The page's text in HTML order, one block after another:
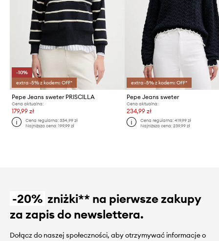
-10%
extra -5% z kodem: OFF*
Pepe Jeans sweter PRISCILLA
Cena aktualna:
179,99 zł
Cena regularna:334,99 zł
Najniższa cena:199,99 zł
extra -5% z kodem: OFF*
Pepe Jeans sweter
Cena aktualna:
234,99 zł
Cena regularna: 419,99 zł
Najniższa cena: 239,99 zł
-20% zniżki** na pierwsze zakupy
za zapis do newslettera.
Dołącz do naszej społeczności, aby otrzymywać informacje o